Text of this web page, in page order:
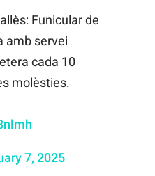
Funicular de
amb servei
cada 10
molèsties.
7, 2025